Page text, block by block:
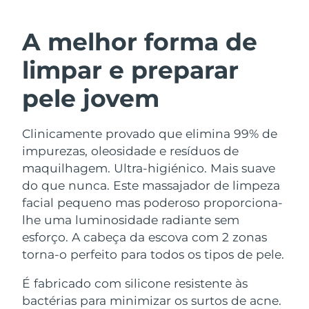
A melhor forma de
limpar e preparar
pele jovem
Clinicamente provado que elimina 99% de
impurezas, oleosidade e resíduos de
maquilhagem. Ultra-higiénico. Mais suave
do que nunca. Este massajador de limpeza
facial pequeno mas poderoso proporciona-
lhe uma luminosidade radiante sem
esforço. A cabeça da escova com 2 zonas
torna-o perfeito para todos os tipos de pele.
É fabricado com silicone resistente às
bactérias para minimizar os surtos de acne.
Limpeza facial
LUNA™ 4 kit
LUNA™ 4 Plus
Massage, LED heating
LUNA™ 4 Men
For men, anti-aging massage
Lifting facial
BEAR™ 2 kit
BEAR™ 2 go
Microcurrent toning on-the-go
BEAR™ 2 eyes & lips
Microcurrent line smoothing device
Hidratação
UFO™ 3 kit
Deep facial hydration
UFO™ 3 LED
device
Cuidado oral
issa™ 4
Hybrid silicone sonic toothbrush
issa™ 4 plus
Smart hybrid silicone sonic toothbrush
TRATAMENTO ANTIENVELHECIMENTO
FAQ™
Antienvelhecimento Tratamentos LED
NEW
Barein Entrega prevista
Bélgica
Bósnia e
Herzegovina
Entrega prevista
Brunei Entrega prevista8/14/26
Bulgária Entrega prevista
Canadá Entrega prevista 8/13/26
Chile Entrega prevista 8/13/26